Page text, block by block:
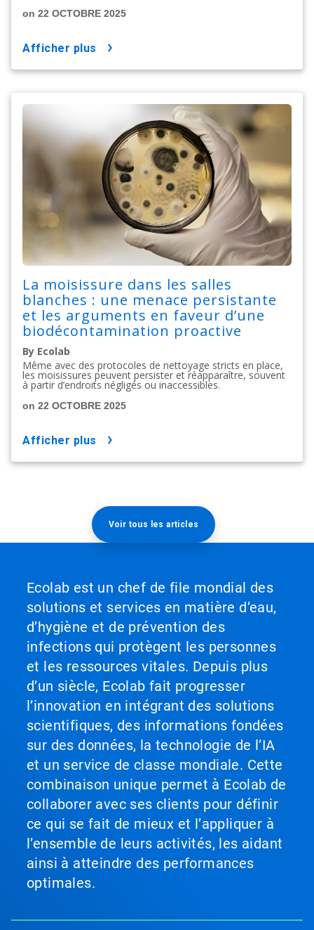
on 22 OCTOBRE 2025
afficher plus
La moisissure dans les salles
blanches : une menace persistante
et les arguments en faveur d’une
biodécontamination proactive
By Ecolab
Même avec des protocoles de nettoyage stricts en place,
les moisissures peuvent persister et réapparaître, souvent
à partir d’endroits négligés ou inaccessibles.
on 22 OCTOBRE 2025
afficher plus
Voir tous les articles
Ecolab est un chef de file mondial des
solutions et services en matière d’eau,
d’hygiène et de prévention des
infections qui protègent les personnes
et les ressources vitales. Depuis plus
d’un siècle, Ecolab fait progresser
l’innovation en intégrant des solutions
scientifiques, des informations fondées
sur des données, la technologie de l’IA
et un service de classe mondiale. Cette
combinaison unique permet à Ecolab de
collaborer avec ses clients pour définir
ce qui se fait de mieux et l’appliquer à
l’ensemble de leurs activités, les aidant
ainsi à atteindre des performances
optimales.